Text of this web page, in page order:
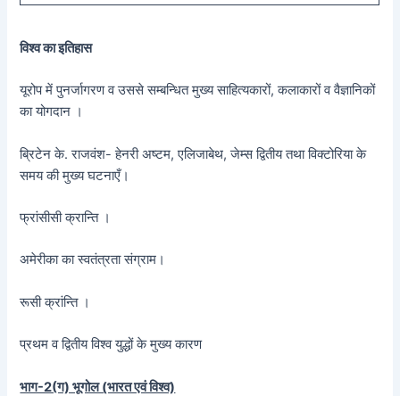
विश्व का इतिहास
यूरोप में पुनर्जागरण व उससे सम्बन्धित मुख्य साहित्यकारों, कलाकारों व वैज्ञानिकों
का योगदान ।
ब्रिटेन के. राजवंश- हेनरी अष्टम, एलिजाबेथ, जेम्स द्वितीय तथा विक्टोरिया के
समय की मुख्य घटनाएँ।
फ्रांसीसी क्रान्ति ।
अमेरीका का स्वतंत्रता संग्राम।
रूसी क्रांन्ति ।
प्रथम व द्वितीय विश्व युद्धों के मुख्य कारण
भाग-2(ग) भूगोल (भारत एवं विश्व)